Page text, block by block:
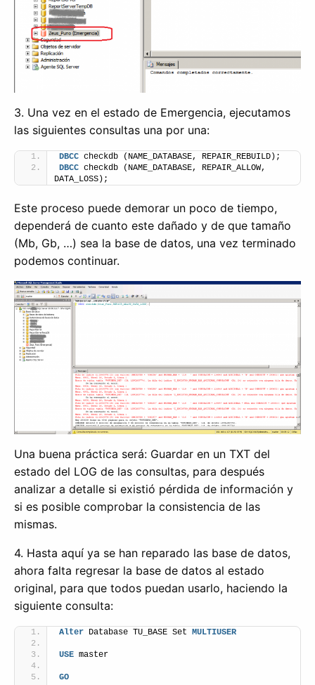
3. Una vez en el estado de Emergencia, ejecutamos
las siguientes consultas una por una:
DBCC checkdb (NAME_DATABASE, REPAIR_REBUILD);
DBCC checkdb (NAME_DATABASE, REPAIR_ALLOW,
DATA_LOSS);
Este proceso puede demorar un poco de tiempo,
dependerá de cuanto este dañado y de que tamaño
(Mb, Gb, …) sea la base de datos, una vez terminado
podemos continuar.
Una buena práctica será: Guardar en un TXT del
estado del LOG de las consultas, para después
analizar a detalle si existió pérdida de información y
si es posible comprobar la consistencia de las
mismas.
4. Hasta aquí ya se han reparado las base de datos,
ahora falta regresar la base de datos al estado
original, para que todos puedan usarlo, haciendo la
siguiente consulta:
Alter Database TU_BASE Set MULTIUSER
USE master
GO